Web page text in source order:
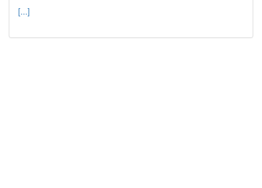
[...]